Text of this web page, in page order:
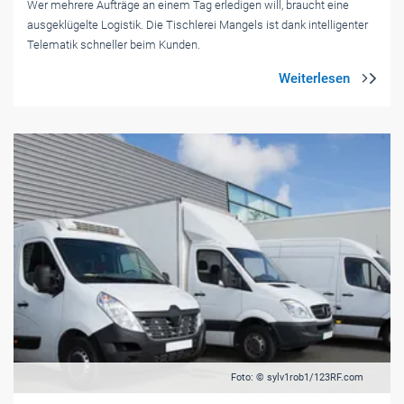
Wer mehrere Aufträge an einem Tag erledigen will, braucht eine
ausgeklügelte Logistik. Die Tischlerei Mangels ist dank intelligenter
Telematik schneller beim Kunden.
Foto: © sylv1rob1/123RF.com